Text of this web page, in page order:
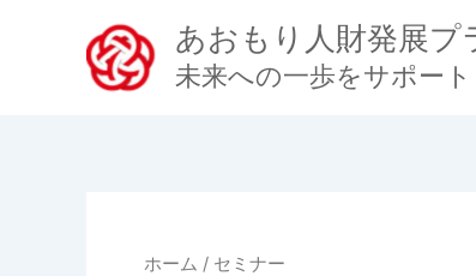
あおもり人財発展プ
未来への一歩をサポート
ホーム / セミナー